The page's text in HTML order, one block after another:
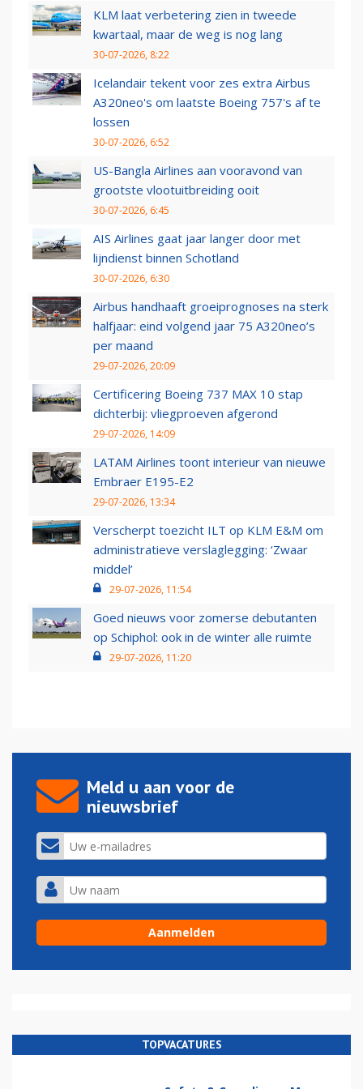
KLM laat verbetering zien in tweede
kwartaal, maar de weg is nog lang
30-07-2026, 8:22
Icelandair tekent voor zes extra Airbus
A320neo's om laatste Boeing 757's af te
lossen
30-07-2026, 6:52
US-Bangla Airlines aan vooravond van
grootste vlootuitbreiding ooit
30-07-2026, 6:45
AIS Airlines gaat jaar langer door met
lijndienst binnen Schotland
30-07-2026, 6:30
Airbus handhaaft groeiprognoses na sterk
halfjaar: eind volgend jaar 75 A320neo’s
per maand
29-07-2026, 20:09
Certificering Boeing 737 MAX 10 stap
dichterbij: vliegproeven afgerond
29-07-2026, 14:09
LATAM Airlines toont interieur van nieuwe
Embraer E195-E2
29-07-2026, 13:34
Verscherpt toezicht ILT op KLM E&M om
administratieve verslaglegging: ‘Zwaar
middel’
29-07-2026, 11:54
Goed nieuws voor zomerse debutanten
op Schiphol: ook in de winter alle ruimte
29-07-2026, 11:20
Meld u aan voor de
nieuwsbrief
TOPVACATURES